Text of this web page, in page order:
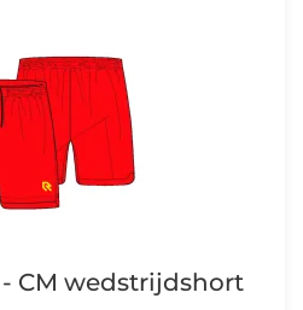
CM wedstrijdshort